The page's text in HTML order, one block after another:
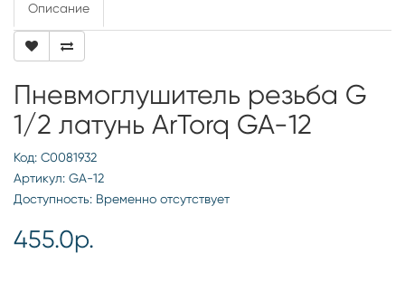
Описание
Пневмоглушитель резьба G
1/2 латунь ArTorq GA-12
Код: С0081932
Артикул: GA-12
Доступность: Временно отсутствует
455.0р.